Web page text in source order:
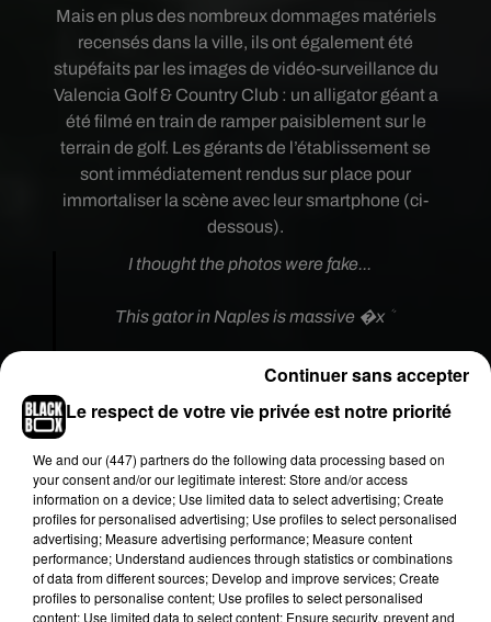
Mais en plus des nombreux dommages matériels
recensés dans la ville, ils ont également été
stupéfaits par les images de vidéo-surveillance du
Valencia Golf & Country Club : un alligator géant a
été filmé en train de ramper paisiblement sur le
terrain de golf. Les gérants de l’établissement se
sont immédiatement rendus sur place pour
immortaliser la scène avec leur smartphone (ci-
dessous).
I thought the photos were fake...
This gator in Naples is massive �xܳ
pic.twitter.com/aotOKeNBKU
— Zach Abolverdi (@ZachAbolverdi)November
UN « MONSTRE BIEN RÉEL »
! Rapidement publiée sur les réseaux sociaux, la
vidéo est aussitôt devenue virale. Si de nombreux
internautes ont d’abord cru à un montage, les
médias locaux ont validé les images. «Ce
Le respect de votre vie privée est notre priorité
We and our (447) partnersdo the following data processing based on
your consent and/or our legitimate interest: Store and/or access
information on a device; Use limited data to select advertising; Create
profiles for personalised advertising; Use profiles to select personalised
advertising; Measure advertising performance; Measure content
performance; Understand audiences through statistics or combinations
of data from different sources; Develop and improve services; Create
profiles to personalise content; Use profiles to select personalised
content; Use limited data to select content; Ensure security, prevent and
Continuer sans accepter